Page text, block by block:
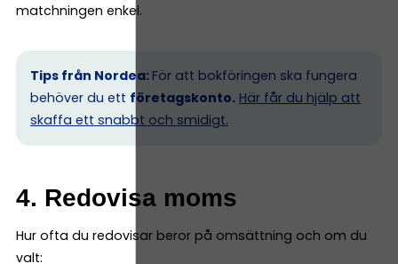
matchningen enkel.
Tips från Nordea: För att bokföringen ska fungera
behöver du ett företagskonto. Här får du hjälp att
skaffa ett snabbt och smidigt.
4. Redovisa moms
Hur ofta du redovisar beror på omsättning och om du
valt: